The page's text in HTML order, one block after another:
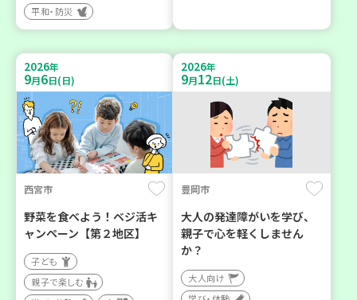
平和・防災
2026年
9月6日(日)
西宮市
野菜を食べよう！ベジ活キ
ャンペーン【第２地区】
子ども
親子で楽しむ
2026年
9月12日(土)
豊岡市
大人の発達障がいを学び、
親子で心を軽くしません
か？
大人向け